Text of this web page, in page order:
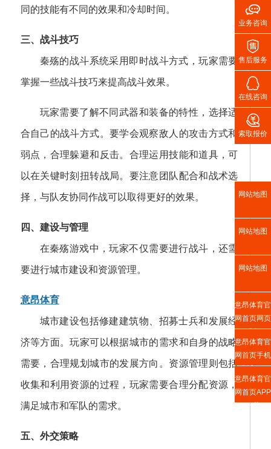
同的技能有不同的效果和冷却时间。
三、战斗技巧
秦殇的战斗系统采用即时战斗方式，玩家需要
掌握一些战斗技巧来提高战斗效果。
玩家需要了解不同武器和装备的特性，选择适
合自己的战斗方式。要学会观察敌人的攻击方式和
弱点，合理躲避和反击。合理运用技能和道具，可
以在关键时刻扭转战局。要注意团队配合和战术选
择，与队友协同作战可以取得更好的效果。
四、建设与管理
在秦殇游戏中，玩家不仅需要进行战斗，还需
要进行城市建设和资源管理。
意昂体育
城市建设包括修建建筑物、招募士兵和发展经
济等方面。玩家可以根据城市的需求和自身的战略
需要，合理规划城市的发展方向。资源管理则包括
收集和利用资源的过程，玩家需要合理分配资源，
满足城市和军队的需求。
五、外交策略

业务咨询

售后服务

在线咨询

索取报价
网站地图
网站地图
网站地图
意昂体育官
网首页网页
版
意昂体育官
网首页手机
版入口
意昂体育官
网首页APP
下载